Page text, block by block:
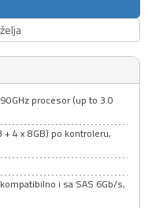
procesor (up to 3.0
+ 4 x 8GB) po kontroleru,
i sa SAS 6Gb/s,